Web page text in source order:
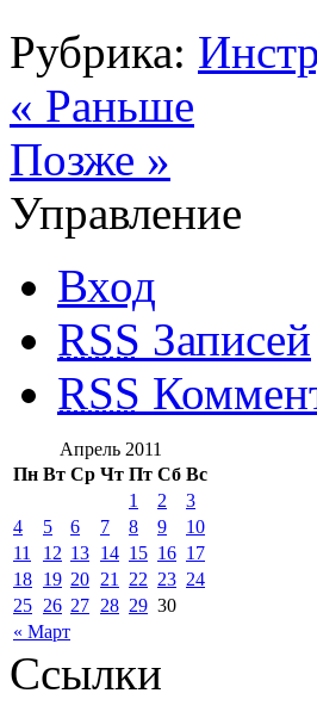
Рубрика:
« Раньше
Позже »
Управление
Вход
RSS Записей
RSS
Апрель 2011
Пн Вт Ср Чт Пт Сб Вс
« Март
1 2
3
4
5 6 7 8 9
10
11
12 13 14 15 16 17
18 19 20 21 22 23 24
25 26 27 28 29 30
Ссылки